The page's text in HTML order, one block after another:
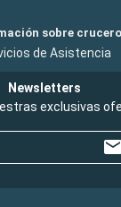
sobre crucero
de Asistencia
Newsletters
exclusivas